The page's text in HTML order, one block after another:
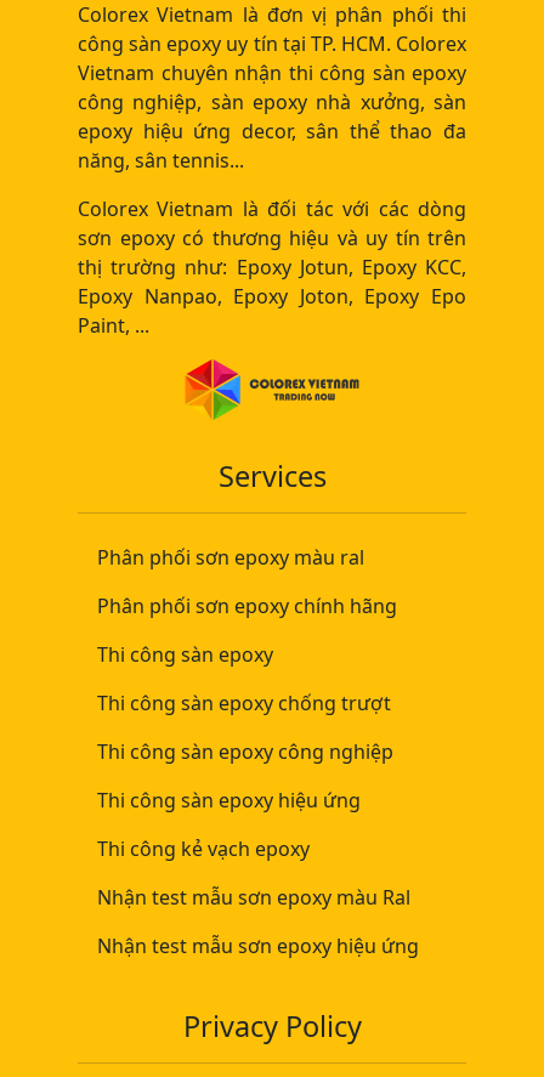
Colorex Vietnam là đơn vị phân phối thi
công sàn epoxy uy tín tại TP. HCM. Colorex
Vietnam chuyên nhận thi công sàn epoxy
công nghiệp, sàn epoxy nhà xưởng, sàn
epoxy hiệu ứng decor, sân thể thao đa
năng, sân tennis...
Colorex Vietnam là đối tác với các dòng
sơn epoxy có thương hiệu và uy tín trên
thị trường như: Epoxy Jotun, Epoxy KCC,
Epoxy Nanpao, Epoxy Joton, Epoxy Epo
Paint, ...
Services
Phân phối sơn epoxy màu ral
Phân phối sơn epoxy chính hãng
Thi công sàn epoxy
Thi công sàn epoxy chống trượt
Thi công sàn epoxy công nghiệp
Thi công sàn epoxy hiệu ứng
Thi công kẻ vạch epoxy
Nhận test mẫu sơn epoxy màu Ral
Nhận test mẫu sơn epoxy hiệu ứng
Privacy Policy